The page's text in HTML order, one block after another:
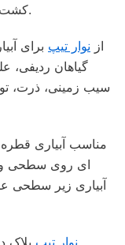
کشت های متراکم و ردیفی بسیار مناسب است.
از نوار تیپ برای
گیاهان ردیفی،
سیب زمینی، ذرت،
ای روی سطحی
آبیاری زیر سطحی
نوار تیپ پلاک